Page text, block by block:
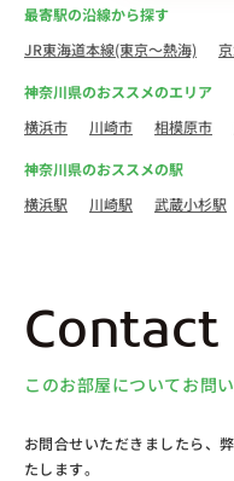
最寄駅の沿線から探す
JR東海道本線(東京～熱海)
神奈川県のおススメのエリア
横浜市
川崎市 相模原市
神奈川県のおススメの駅
横浜駅
川崎駅 武蔵小杉駅
Contact
このお部屋についてお問
お問合せいただきましたら、
たします。